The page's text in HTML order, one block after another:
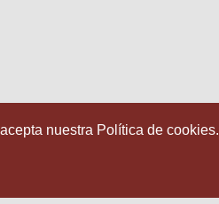
nuestra Política de cookies.